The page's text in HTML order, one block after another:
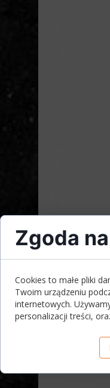
Zgoda
Cookies to małe pliki
Twoim urządzeniu
internetowych.
personalizacji treści,